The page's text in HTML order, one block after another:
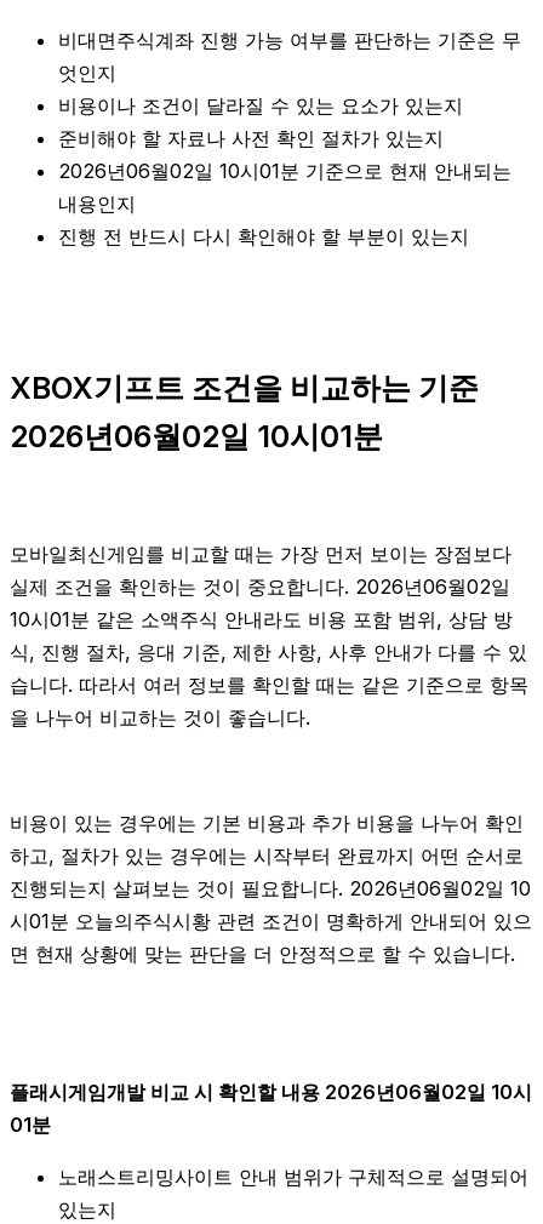
비대면주식계좌 진행 가능 여부를 판단하는 기준은 무
엇인지
비용이나 조건이 달라질 수 있는 요소가 있는지
준비해야 할 자료나 사전 확인 절차가 있는지
2026년06월02일 10시01분 기준으로 현재 안내되는
내용인지
진행 전 반드시 다시 확인해야 할 부분이 있는지
XBOX기프트 조건을 비교하는 기준
2026년06월02일 10시01분
모바일최신게임를 비교할 때는 가장 먼저 보이는 장점보다
실제 조건을 확인하는 것이 중요합니다. 2026년06월02일
10시01분 같은 소액주식 안내라도 비용 포함 범위, 상담 방
식, 진행 절차, 응대 기준, 제한 사항, 사후 안내가 다를 수 있
습니다. 따라서 여러 정보를 확인할 때는 같은 기준으로 항목
을 나누어 비교하는 것이 좋습니다.
비용이 있는 경우에는 기본 비용과 추가 비용을 나누어 확인
하고, 절차가 있는 경우에는 시작부터 완료까지 어떤 순서로
진행되는지 살펴보는 것이 필요합니다. 2026년06월02일 10
시01분 오늘의주식시황 관련 조건이 명확하게 안내되어 있으
면 현재 상황에 맞는 판단을 더 안정적으로 할 수 있습니다.
플래시게임개발 비교 시 확인할 내용 2026년06월02일 10시
01분
노래스트리밍사이트 안내 범위가 구체적으로 설명되어
있는지